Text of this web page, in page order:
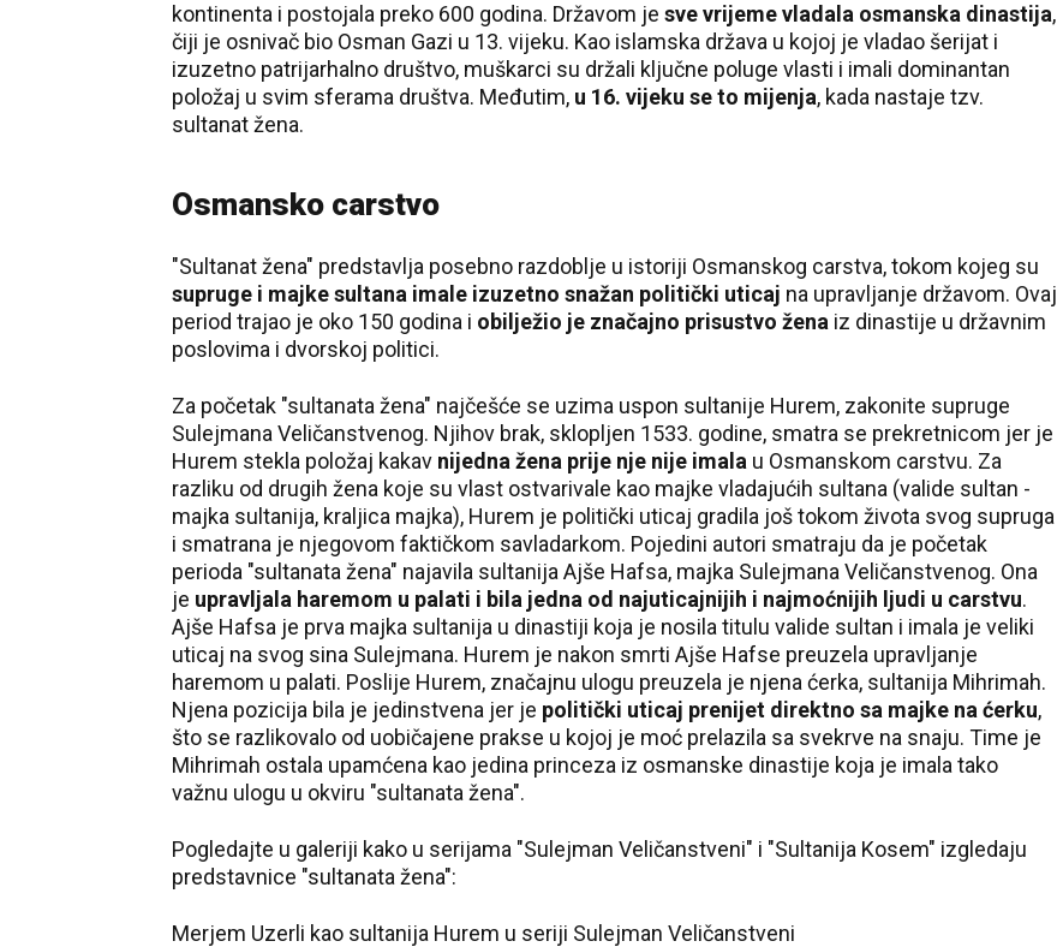
kontinenta i postojala preko 600 godina. Državom je sve vrijeme vladala osmanska dinastija,
čiji je osnivač bio Osman Gazi u 13. vijeku. Kao islamska država u kojoj je vladao šerijat i
izuzetno patrijarhalno društvo, muškarci su držali ključne poluge vlasti i imali dominantan
položaj u svim sferama društva. Međutim, u 16. vijeku se to mijenja, kada nastaje tzv.
sultanat žena.
Osmansko carstvo
"Sultanat žena" predstavlja posebno razdoblje u istoriji Osmanskog carstva, tokom kojeg su
supruge i majke sultana imale izuzetno snažan politički uticaj na upravljanje državom. Ovaj
period trajao je oko 150 godina i obilježio je značajno prisustvo žena iz dinastije u državnim
poslovima i dvorskoj politici.
Za početak "sultanata žena" najčešće se uzima uspon sultanije Hurem, zakonite supruge
Sulejmana Veličanstvenog. Njihov brak, sklopljen 1533. godine, smatra se prekretnicom jer je
Hurem stekla položaj kakav nijedna žena prije nje nije imala u Osmanskom carstvu. Za
razliku od drugih žena koje su vlast ostvarivale kao majke vladajućih sultana (valide sultan -
majka sultanija, kraljica majka), Hurem je politički uticaj gradila još tokom života svog supruga
i smatrana je njegovom faktičkom savladarkom. Pojedini autori smatraju da je početak
perioda "sultanata žena" najavila sultanija Ajše Hafsa, majka Sulejmana Veličanstvenog. Ona
je upravljala haremom u palati i bila jedna od najuticajnijih i najmoćnijih ljudi u carstvu.
Ajše Hafsa je prva majka sultanija u dinastiji koja je nosila titulu valide sultan i imala je veliki
uticaj na svog sina Sulejmana. Hurem je nakon smrti Ajše Hafse preuzela upravljanje
haremom u palati. Poslije Hurem, značajnu ulogu preuzela je njena ćerka, sultanija Mihrimah.
Njena pozicija bila je jedinstvena jer je politički uticaj prenijet direktno sa majke na ćerku,
što se razlikovalo od uobičajene prakse u kojoj je moć prelazila sa svekrve na snaju. Time je
Mihrimah ostala upamćena kao jedina princeza iz osmanske dinastije koja je imala tako
važnu ulogu u okviru "sultanata žena".
Pogledajte u galeriji kako u serijama "Sulejman Veličanstveni" i "Sultanija Kosem" izgledaju
predstavnice "sultanata žena":
Merjem Uzerli kao sultanija Hurem u seriji Sulejman Veličanstveni